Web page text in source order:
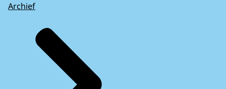
Archief